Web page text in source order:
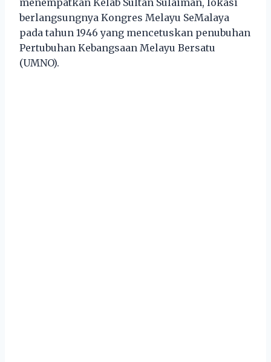
berlangsungnya Kongres Melayu SeMalaya
pada tahun 1946 yang mencetuskan penubuhan
Pertubuhan Kebangsaan Melayu Bersatu
(UMNO).